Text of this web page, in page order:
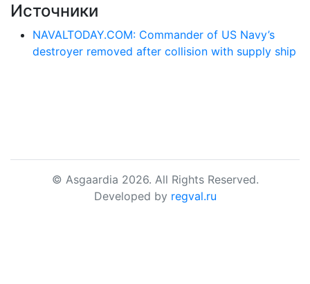
Источники
NAVALTODAY.COM: Commander of US Navy’s
destroyer removed after collision with supply ship
© Asgaardia 2026. All Rights Reserved.
Developed by regval.ru